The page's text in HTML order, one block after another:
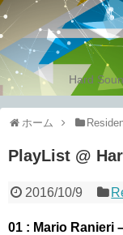
Hard
ホーム
PlayList @
2016/10/9
01 : Mario Ranieri